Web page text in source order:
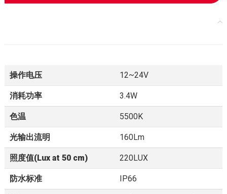
操作电压 12~24V
消耗功率 3.4W
色温 5500K
光输出流明 160Lm
照度值(Lux at 50 cm) 220LUX
防水标准 IP66